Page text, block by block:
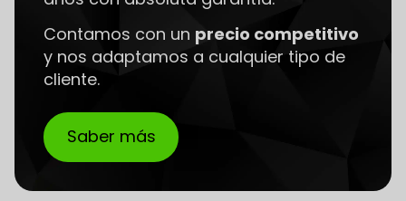
Contamos con un precio competitivo
y nos adaptamos a cualquier tipo de
cliente.
Saber más